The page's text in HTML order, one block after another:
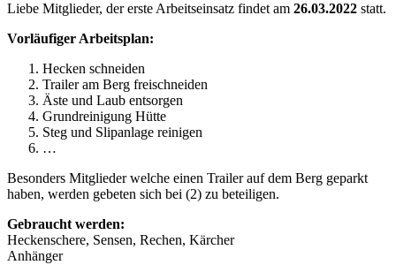
Liebe Mitglieder, der erste Arbeitseinsatz findet am 26.03.2022 statt.
Vorläufiger Arbeitsplan:
Hecken schneiden
Trailer am Berg freischneiden
Äste und Laub entsorgen
Grundreinigung Hütte
Steg und Slipanlage reinigen
…
Besonders Mitglieder welche einen Trailer auf dem Berg geparkt
haben, werden gebeten sich bei (2) zu beteiligen.
Gebraucht werden:
Heckenschere, Sensen, Rechen, Kärcher
Anhänger